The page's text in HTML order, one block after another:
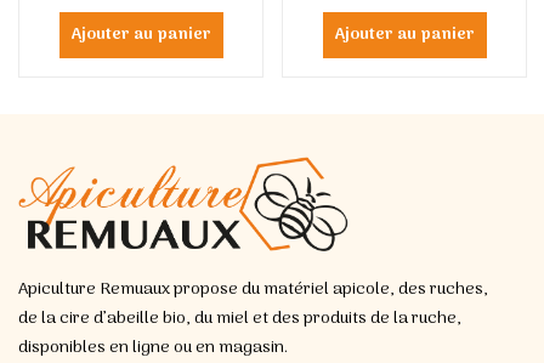
Ajouter au panier Ajouter au panier
Apiculture Remuaux propose du matériel apicole, des ruches,
de la cire d’abeille bio, du miel et des produits de la ruche,
disponibles en ligne ou en magasin.